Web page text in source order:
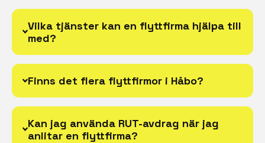
Vilka tjänster kan en flyttfirma hjälpa till
med?
Finns det flera flyttfirmor i Håbo?
Kan jag använda RUT-avdrag när jag
anlitar en flyttfirma?